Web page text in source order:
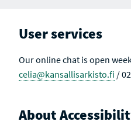
User services
Our online chat is open
celia@kansallisarkisto.fi /
About